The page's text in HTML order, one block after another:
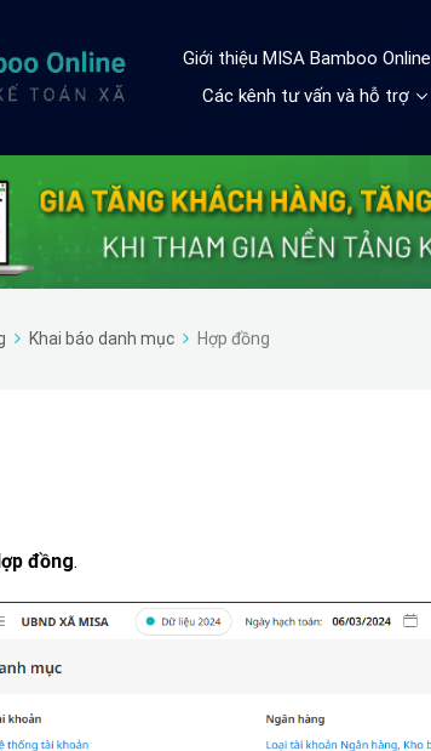
Giới thiệu MISA Bamboo Online
Các kênh tư vấn và hỗ trợ
Khai báo danh mục Hợp đồng
đồng.